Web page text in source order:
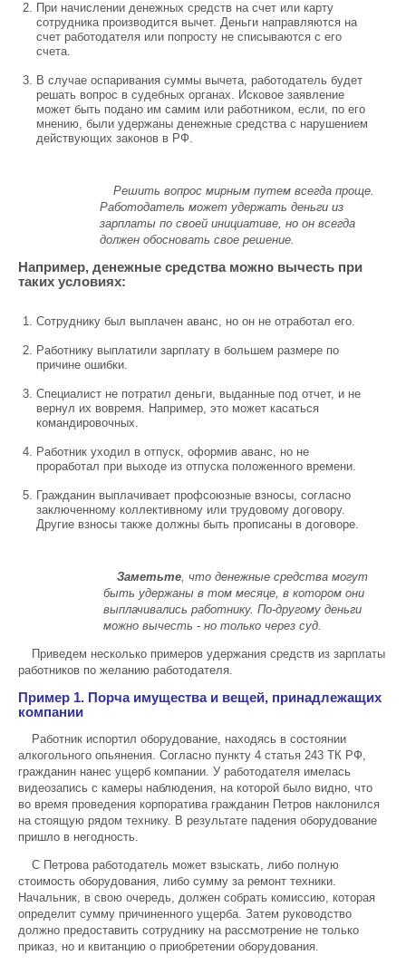
При начислении денежных средств на счет или карту
сотрудника производится вычет. Деньги направляются на
счет работодателя или попросту не списываются с его
счета.
В случае оспаривания суммы вычета, работодатель будет
решать вопрос в судебных органах. Исковое заявление
может быть подано им самим или работником, если, по его
мнению, были удержаны денежные средства с нарушением
действующих законов в РФ.
Решить вопрос мирным путем всегда проще.
Работодатель может удержать деньги из
зарплаты по своей инициативе, но он всегда
должен обосновать свое решение.
Например, денежные средства можно вычесть при
таких условиях:
Сотруднику был выплачен аванс, но он не отработал его.
Работнику выплатили зарплату в большем размере по
причине ошибки.
Специалист не потратил деньги, выданные под отчет, и не
вернул их вовремя. Например, это может касаться
командировочных.
Работник уходил в отпуск, оформив аванс, но не
проработал при выходе из отпуска положенного времени.
Гражданин выплачивает профсоюзные взносы, согласно
заключенному коллективному или трудовому договору.
Другие взносы также должны быть прописаны в договоре.
Заметьте, что денежные средства могут
быть удержаны в том месяце, в котором они
выплачивались работнику. По-другому деньги
можно вычесть - но только через суд.
Приведем несколько примеров удержания средств из зарплаты
работников по желанию работодателя.
Пример 1. Порча имущества и вещей, принадлежащих
компании
Работник испортил оборудование, находясь в состоянии
алкогольного опьянения. Согласно пункту 4 статья 243 ТК РФ,
гражданин нанес ущерб компании. У работодателя имелась
видеозапись с камеры наблюдения, на которой было видно, что
во время проведения корпоратива гражданин Петров наклонился
на стоящую рядом технику. В результате падения оборудование
пришло в негодность.
С Петрова работодатель может взыскать, либо полную
стоимость оборудования, либо сумму за ремонт техники.
Начальник, в свою очередь, должен собрать комиссию, которая
определит сумму причиненного ущерба. Затем руководство
должно предоставить сотруднику на рассмотрение не только
приказ, но и квитанцию о приобретении оборудования.